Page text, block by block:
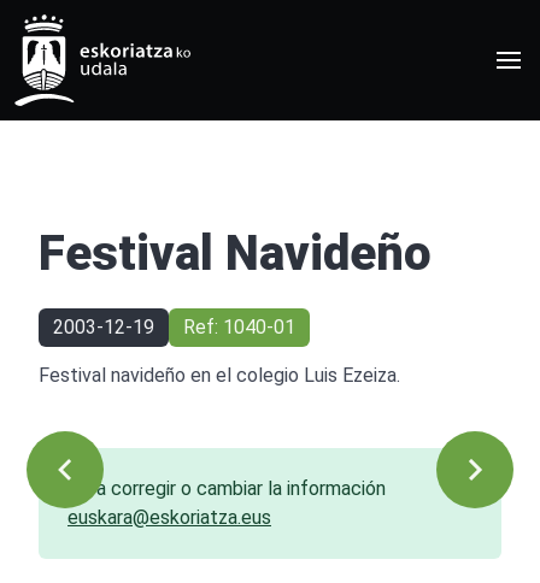
Festival Navideño
2003-12-19 Ref: 1040-01
Festival navideño en el colegio Luis Ezeiza.
Para corregir o cambiar la información
euskara@eskoriatza.eus